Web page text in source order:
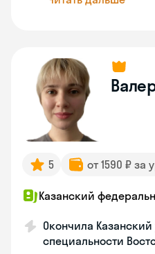
5 от 1590 ₽ за
Казанский
Окончила
специальности